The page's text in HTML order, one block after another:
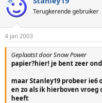
Terugkerende gebruiker
4 jan 2003
Geplaatst door Snow Power
papier?hier! je bent zeer
maar Stanley19 probeer
en zo als ik hierboven
heeft